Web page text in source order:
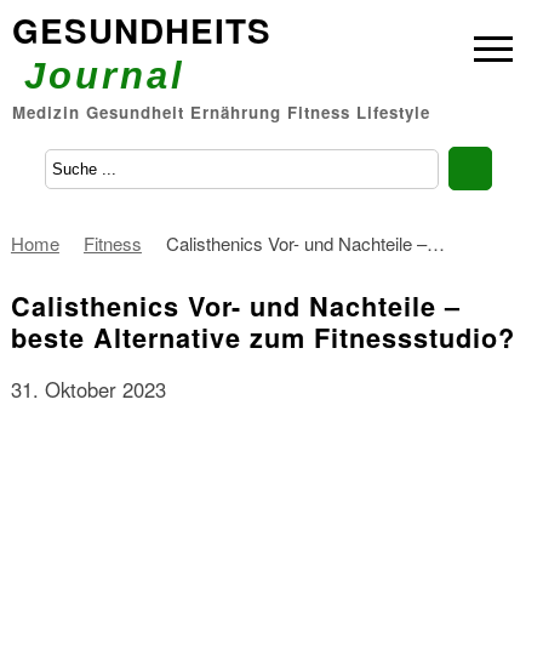
GESUNDHEITS
Journal
Medizin Gesundheit Ernährung Fitness Lifestyle
Home Fitness Calisthenics Vor- und Nachteile –…
Calisthenics Vor- und Nachteile –
beste Alternative zum Fitnessstudio?
31. Oktober 2023